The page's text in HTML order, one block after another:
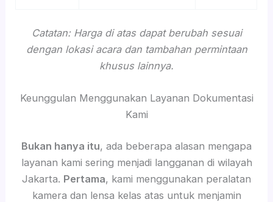
Catatan: Harga di atas dapat berubah sesuai
dengan lokasi acara dan tambahan permintaan
khusus lainnya.
Keunggulan Menggunakan Layanan Dokumentasi
Kami
Bukan hanya itu, ada beberapa alasan mengapa
layanan kami sering menjadi langganan di wilayah
Jakarta. Pertama, kami menggunakan peralatan
kamera dan lensa kelas atas untuk menjamin